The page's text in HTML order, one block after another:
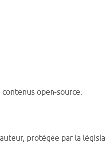
open-source.
protégée par la